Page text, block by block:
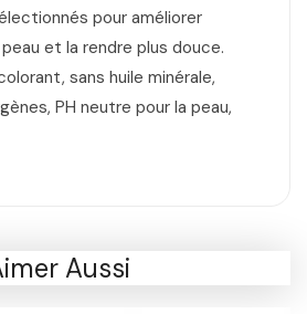
pour améliorer
et la rendre plus douce.
sans huile minérale,
PH neutre pour la peau,
Aussi